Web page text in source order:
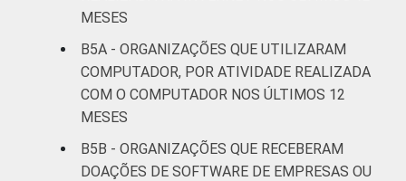
Desenvolvimento
e defesa de
direitos
Saúde e
MESES
B5A - ORGANIZAÇÕES QUE UTILIZARAM
COMPUTADOR, POR ATIVIDADE REALIZADA
COM O COMPUTADOR NOS ÚLTIMOS 12
MESES
B5B - ORGANIZAÇÕES QUE RECEBERAM
DOAÇÕES DE SOFTWARE DE EMPRESAS OU